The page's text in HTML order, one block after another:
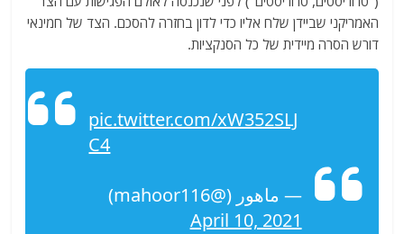
האמריקני שביידן שלח אליו כדי לדון בחזרה להסכם. הצד של חמינאי
דורש הסרה מיידית של כל הסנקציות.
pic.twitter.com/xW352SLJ
C4
— ماهور (@mahoor116)
April 10, 2021